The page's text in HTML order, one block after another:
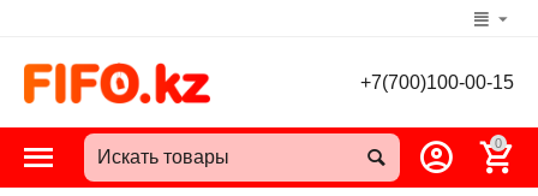
+7(700)100-00-15
0